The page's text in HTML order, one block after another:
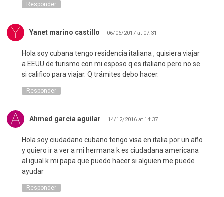
Responder
Yanet marino castillo 06/06/2017 at 07:31
Hola soy cubana tengo residencia italiana , quisiera viajar
a EEUU de turismo con mi esposo q es italiano pero no se
si califico para viajar. Q trámites debo hacer.
Responder
Ahmed garcia aguilar 14/12/2016 at 14:37
Hola soy ciudadano cubano tengo visa en italia por un año
y quiero ir a ver a mi hermana k es ciudadana americana
al igual k mi papa que puedo hacer si alguien me puede
ayudar
Responder